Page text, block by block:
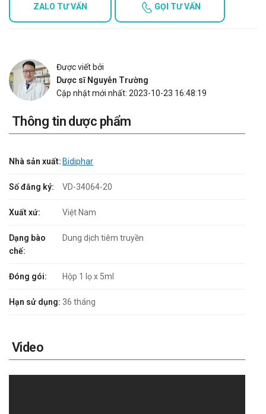
ZALO TƯ VẤN GỌI TƯ VẤN
Được viết bởi
Dược sĩ Nguyễn Trường
Cập nhật mới nhất: 2023-10-23 16:48:19
Thông tin dược phẩm
Nhà sản xuất: Bidiphar
Số đăng ký: VD-34064-20
Xuất xứ: Việt Nam
Dạng bào
chế:
Dung dịch tiêm truyền
Đóng gói: Hộp 1 lọ x 5ml
Hạn sử dụng: 36 tháng
Video